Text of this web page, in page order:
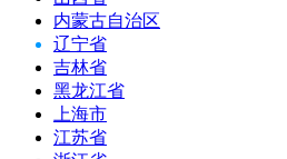
内蒙古自治区
辽宁省
吉林省
黑龙江省
上海市
江苏省